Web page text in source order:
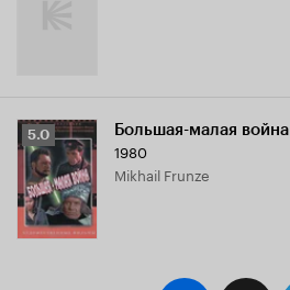
Рейтинг
Кинопоиска
5.0
5.0 Большая-малая война
1980
Mikhail Frunze